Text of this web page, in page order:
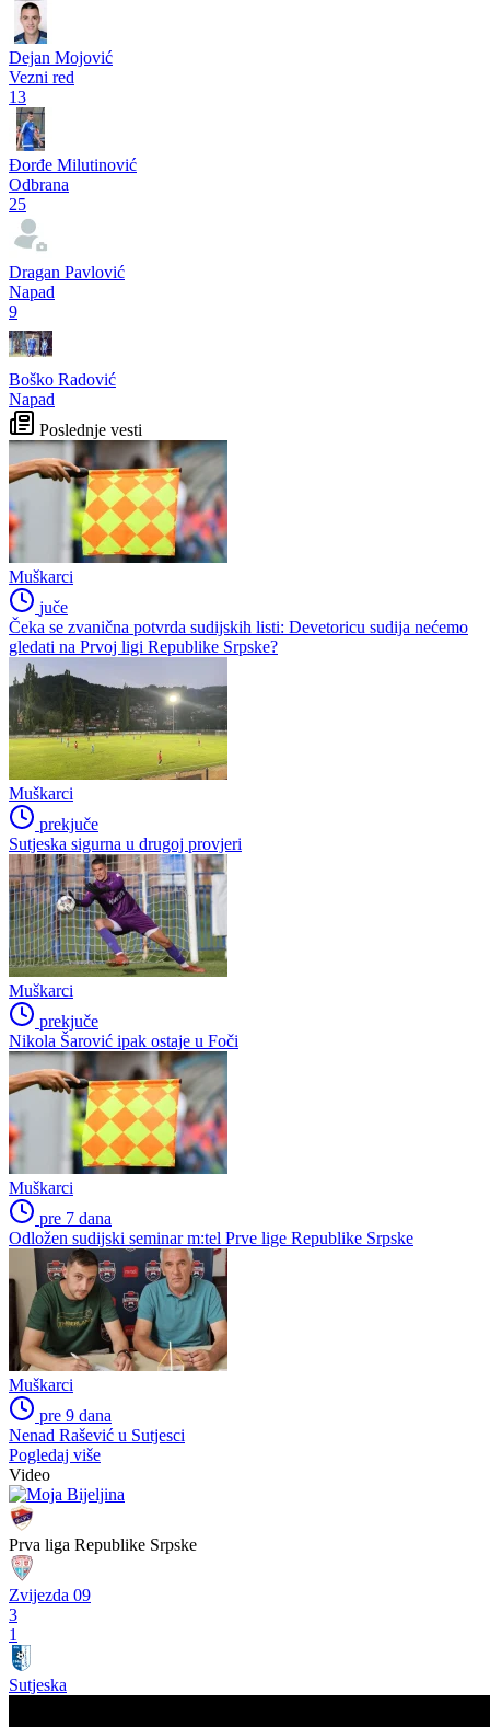
Dejan Mojović
Vezni red
13
Đorđe Milutinović
Odbrana
25
Dragan Pavlović
Napad
9
Boško Radović
Napad
Poslednje vesti
Muškarci
juče
Čeka se zvanična potvrda sudijskih listi: Devetoricu sudija nećemo
gledati na Prvoj ligi Republike Srpske?
Muškarci
prekjuče
Sutjeska sigurna u drugoj provjeri
Muškarci
prekjuče
Nikola Šarović ipak ostaje u Foči
Muškarci
pre 7 dana
Odložen sudijski seminar m:tel Prve lige Republike Srpske
Muškarci
pre 9 dana
Nenad Rašević u Sutjesci
Pogledaj više
Video
Prva liga Republike Srpske
Zvijezda 09
3
1
Sutjeska